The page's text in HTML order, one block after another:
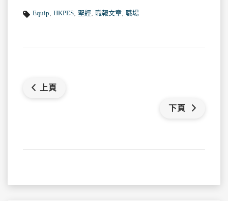
Equip HKPES 聖經 職報文章 職場
上頁
下頁